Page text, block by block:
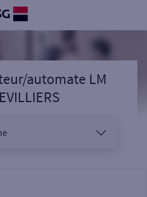
automate LM